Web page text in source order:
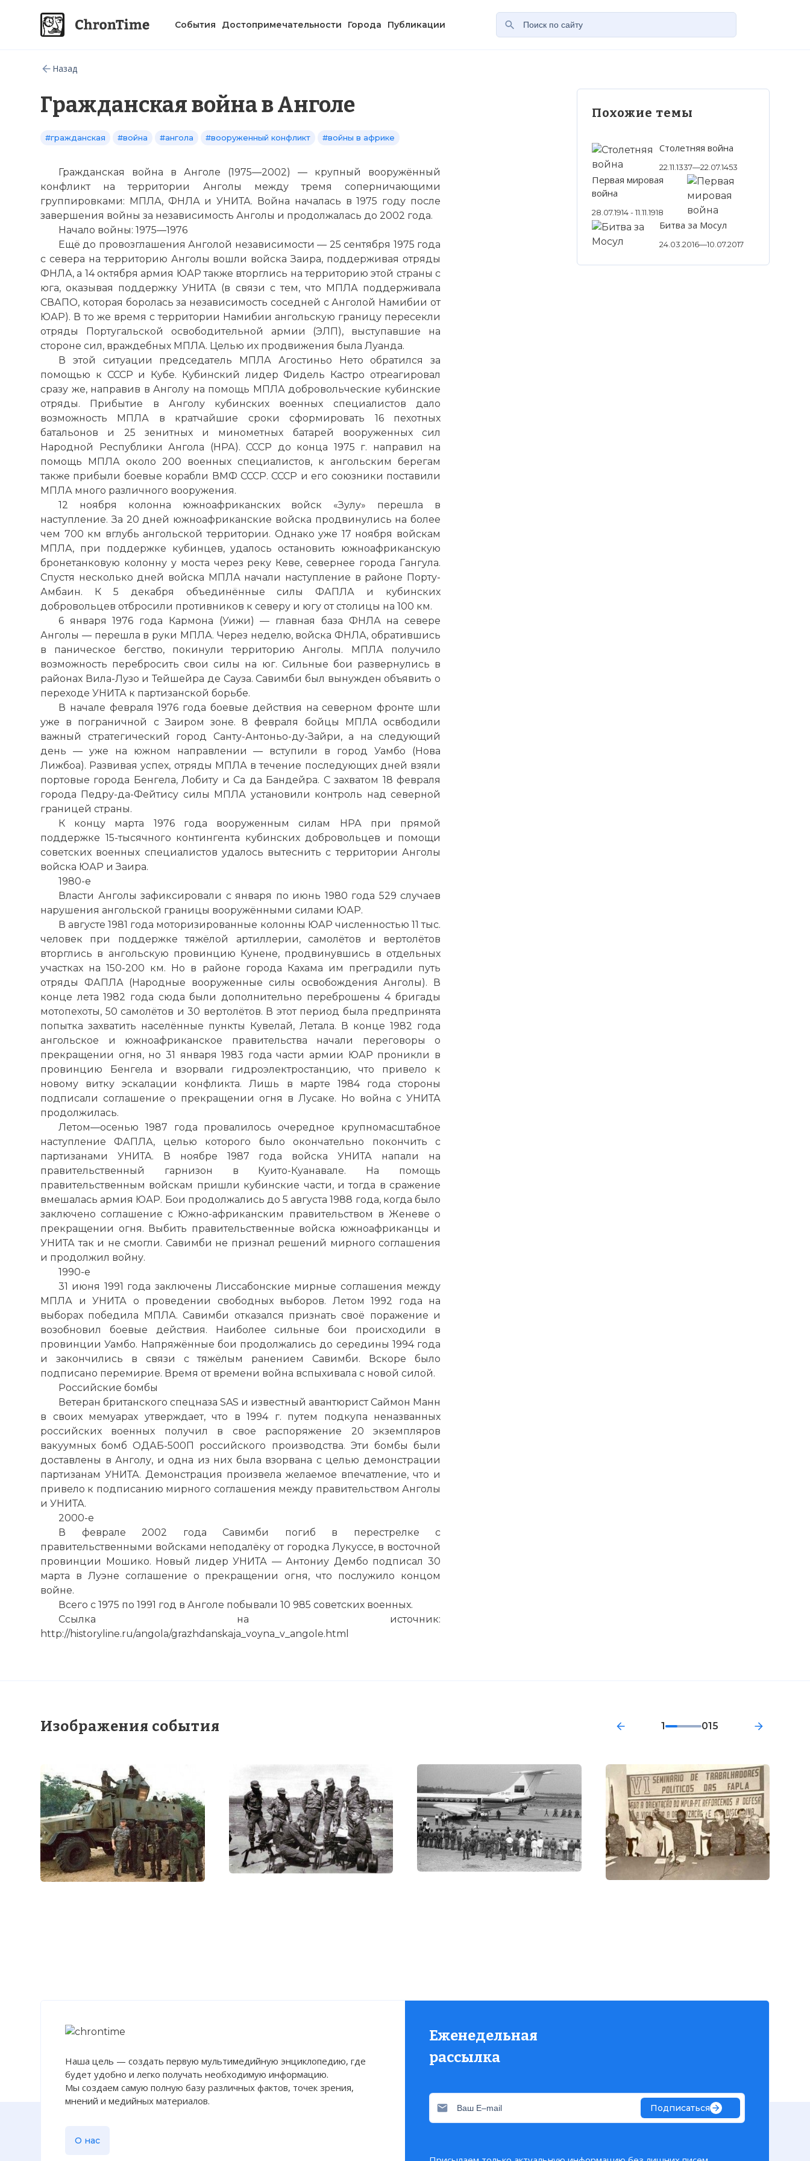
События Достопримечательности Города Публикации
Назад
Гражданская война в Анголе
#гражданская #война #ангола #вооруженный конфликт #войны в африке
Гражданская война в Анголе (1975—2002) — крупный вооружённый
конфликт на территории Анголы между тремя соперничающими
группировками: МПЛА, ФНЛА и УНИТА. Война началась в 1975 году после
завершения войны за независимость Анголы и продолжалась до 2002 года.
Начало войны: 1975—1976
Ещё до провозглашения Анголой независимости — 25 сентября 1975 года
с севера на территорию Анголы вошли войска Заира, поддерживая отряды
ФНЛА, а 14 октября армия ЮАР также вторглись на территорию этой страны с
юга, оказывая поддержку УНИТА (в связи с тем, что МПЛА поддерживала
СВАПО, которая боролась за независимость соседней с Анголой Намибии от
ЮАР). В то же время с территории Намибии ангольскую границу пересекли
отряды Португальской освободительной армии (ЭЛП), выступавшие на
стороне сил, враждебных МПЛА. Целью их продвижения была Луанда.
В этой ситуации председатель МПЛА Агостиньо Нето обратился за
помощью к СССР и Кубе. Кубинский лидер Фидель Кастро отреагировал
сразу же, направив в Анголу на помощь МПЛА добровольческие кубинские
отряды. Прибытие в Анголу кубинских военных специалистов дало
возможность МПЛА в кратчайшие сроки сформировать 16 пехотных
батальонов и 25 зенитных и минометных батарей вооруженных сил
Народной Республики Ангола (НРА). СССР до конца 1975 г. направил на
помощь МПЛА около 200 военных специалистов, к ангольским берегам
также прибыли боевые корабли ВМФ СССР. СССР и его союзники поставили
МПЛА много различного вооружения.
12 ноября колонна южноафриканских войск «Зулу» перешла в
наступление. За 20 дней южноафриканские войска продвинулись на более
чем 700 км вглубь ангольской территории. Однако уже 17 ноября войскам
МПЛА, при поддержке кубинцев, удалось остановить южноафриканскую
бронетанковую колонну у моста через реку Кеве, севернее города Гангула.
Спустя несколько дней войска МПЛА начали наступление в районе Порту-
Амбаин. К 5 декабря объединённые силы ФАПЛА и кубинских
добровольцев отбросили противников к северу и югу от столицы на 100 км.
6 января 1976 года Кармона (Уижи) — главная база ФНЛА на севере
Анголы — перешла в руки МПЛА. Через неделю, войска ФНЛА, обратившись
в паническое бегство, покинули территорию Анголы. МПЛА получило
возможность перебросить свои силы на юг. Сильные бои развернулись в
районах Вила-Лузо и Тейшейра де Сауза. Савимби был вынужден объявить о
переходе УНИТА к партизанской борьбе.
В начале февраля 1976 года боевые действия на северном фронте шли
уже в пограничной с Заиром зоне. 8 февраля бойцы МПЛА освбодили
важный стратегический город Санту-Антоньо-ду-Зайри, а на следующий
день — уже на южном направлении — вступили в город Уамбо (Нова
Лижбоа). Развивая успех, отряды МПЛА в течение последующих дней взяли
портовые города Бенгела, Лобиту и Са да Бандейра. С захватом 18 февраля
города Педру-да-Фейтису силы МПЛА установили контроль над северной
границей страны.
К концу марта 1976 года вооруженным силам НРА при прямой
поддержке 15-тысячного контингента кубинских добровольцев и помощи
советских военных специалистов удалось вытеснить с территории Анголы
войска ЮАР и Заира.
1980-е
Власти Анголы зафиксировали с января по июнь 1980 года 529 случаев
нарушения ангольской границы вооружёнными силами ЮАР.
В августе 1981 года моторизированные колонны ЮАР численностью 11 тыс.
человек при поддержке тяжёлой артиллерии, самолётов и вертолётов
вторглись в ангольскую провинцию Кунене, продвинувшись в отдельных
участках на 150-200 км. Но в районе города Кахама им преградили путь
отряды ФАПЛА (Народные вооруженные силы освобождения Анголы). В
конце лета 1982 года сюда были дополнительно переброшены 4 бригады
мотопехоты, 50 самолётов и 30 вертолётов. В этот период была предпринята
попытка захватить населённые пункты Кувелай, Летала. В конце 1982 года
ангольское и южноафриканское правительства начали переговоры о
прекращении огня, но 31 января 1983 года части армии ЮАР проникли в
провинцию Бенгела и взорвали гидроэлектростанцию, что привело к
новому витку эскалации конфликта. Лишь в марте 1984 года стороны
подписали соглашение о прекращении огня в Лусаке. Но война с УНИТА
продолжилась.
Летом—осенью 1987 года провалилось очередное крупномасштабное
наступление ФАПЛА, целью которого было окончательно покончить с
партизанами УНИТА. В ноябре 1987 года войска УНИТА напали на
правительственный гарнизон в Куито-Куанавале. На помощь
правительственным войскам пришли кубинские части, и тогда в сражение
вмешалась армия ЮАР. Бои продолжались до 5 августа 1988 года, когда было
заключено соглашение с Южно-африканским правительством в Женеве о
прекращении огня. Выбить правительственные войска южноафриканцы и
УНИТА так и не смогли. Савимби не признал решений мирного соглашения
и продолжил войну.
1990-е
31 июня 1991 года заключены Лиссабонские мирные соглашения между
МПЛА и УНИТА о проведении свободных выборов. Летом 1992 года на
выборах победила МПЛА. Савимби отказался признать своё поражение и
возобновил боевые действия. Наиболее сильные бои происходили в
провинции Уамбо. Напряжённые бои продолжались до середины 1994 года
и закончились в связи с тяжёлым ранением Савимби. Вскоре было
подписано перемирие. Время от времени война вспыхивала с новой силой.
Российские бомбы
Ветеран британского спецназа SAS и известный авантюрист Саймон Манн
в своих мемуарах утверждает, что в 1994 г. путем подкупа неназванных
российских военных получил в свое распоряжение 20 экземпляров
вакуумных бомб ОДАБ-500П российского производства. Эти бомбы были
доставлены в Анголу, и одна из них была взорвана с целью демонстрации
партизанам УНИТА. Демонстрация произвела желаемое впечатление, что и
привело к подписанию мирного соглашения между правительством Анголы
и УНИТА.
2000-е
В феврале 2002 года Савимби погиб в перестрелке с
правительственными войсками неподалёку от городка Лукуссе, в восточной
провинции Мошико. Новый лидер УНИТА — Антониу Дембо подписал 30
марта в Луэне соглашение о прекращении огня, что послужило концом
войне.
Всего с 1975 по 1991 год в Анголе побывали 10 985 советских военных.
Ссылка на источник:
http://historyline.ru/angola/grazhdanskaja_voyna_v_angole.html
Похожие темы
Столетняя война
22.11.1337—22.07.1453
Первая мировая
война
28.07.1914 - 11.11.1918
Битва за Мосул
24.03.2016—10.07.2017
Изображения события 1 015
☓
Десятилетиями Советский Союз упрекали в том, что он «послал в Анголу
Наша цель — создать первую мультимедийную энциклопедию, где
будет удобно и легко получать необходимую информацию.
Мы создаем самую полную базу различных фактов, точек зрения,
мнений и медийных материалов.
О нас
Еженедельная
рассылка
Подписаться